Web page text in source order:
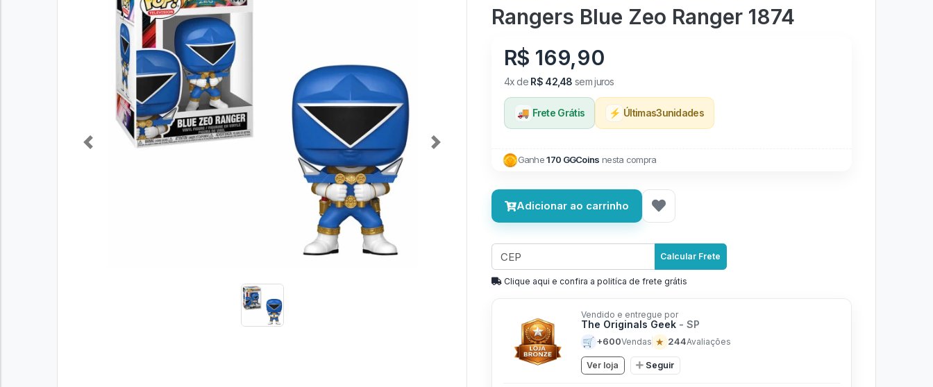
Previous Next
Rangers Blue Zeo Ranger 1874
R$ 169,90
4x de R$ 42,48 sem juros
🚚 Frete Grátis ⚡ Últimas3unidades
Ganhe170 GGCoins nesta compra
Adicionar ao carrinho
Calcular Frete
Clique aqui e confira a politíca de frete grátis
Vendido e entregue por
The Originals Geek - SP
🛒 +600Vendas ★ 244Avaliações
Ver loja Seguir